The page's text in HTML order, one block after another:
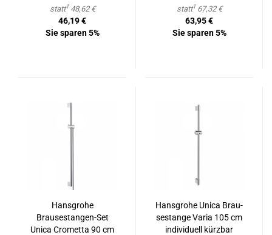
statt148,62 €
46,19 €
Sie sparen 5%
statt167,32 €
63,95 €
Sie sparen 5%
Hans­gro­he
Brausestangen-​​Set
Unica Cro­met­ta 90 cm
Hans­gro­he Unica Brau­
se­stan­ge Varia 105 cm
in­di­vi­du­ell kürz­bar